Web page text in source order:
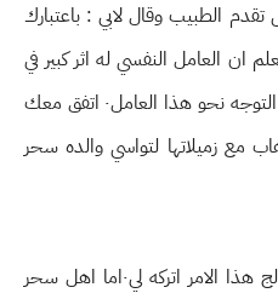
الطبيب وقال لابي : باعتبارك
ان العامل النفسي له اثر كبير في
تقدم المريض وفي انهياره لهذا علينا التوجه نحو هذا العامل٠ اتفق معك
مع زميلاتها لتواسي والده سحر
لكن الطبيب قال: نستطيع ان نعالج هذا الامر اتركه لي٠اما اهل سحر